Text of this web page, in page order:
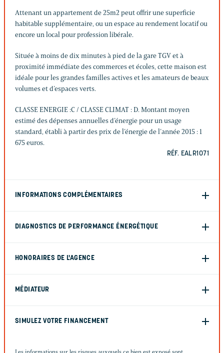
Attenant un appartement de 25m2 peut offrir une superficie
habitable supplémentaire, ou un espace au rendement locatif ou
encore un local pour profession libérale.
Située à moins de dix minutes à pied de la gare TGV et à
proximité immédiate des commerces et écoles, cette maison est
idéale pour les grandes familles actives et les amateurs de beaux
volumes et d’espaces verts.
CLASSE ENERGIE :C / CLASSE CLIMAT : D. Montant moyen
estimé des dépenses annuelles d’énergie pour un usage
standard, établi à partir des prix de l’énergie de l’année 2015 : 1
675 euros.
RÉF. EALR1071
INFORMATIONS COMPLÉMENTAIRES
DIAGNOSTICS DE PERFORMANCE ÉNERGÉTIQUE
HONORAIRES DE L'AGENCE
MÉDIATEUR
SIMULEZ VOTRE FINANCEMENT